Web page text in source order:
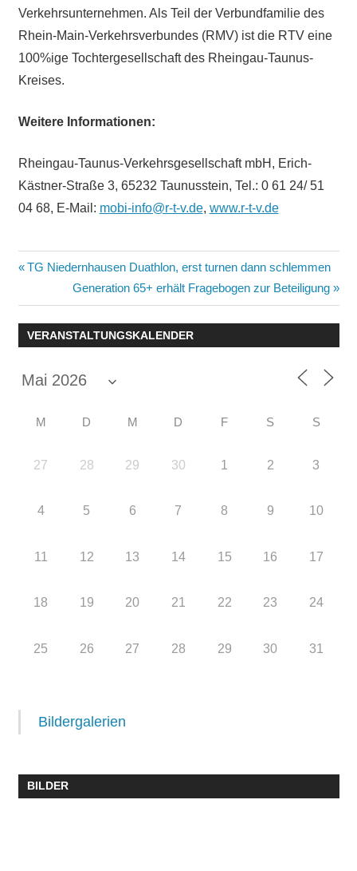
Verkehrsunternehmen. Als Teil der Verbundfamilie des
Rhein-Main-Verkehrsverbundes (RMV) ist die RTV eine
100%ige Tochtergesellschaft des Rheingau-Taunus-
Kreises.
Weitere Informationen:
Rheingau-Taunus-Verkehrsgesellschaft mbH, Erich-
Kästner-Straße 3, 65232 Taunusstein, Tel.: 0 61 24/ 51
04 68, E-Mail: mobi-info@r-t-v.de, www.r-t-v.de
Beitragsnavigation
Vorheriger
TG Niedernhausen Duathlon, erst turnen dann schlemmen
Nächster
Beitrag:
Generation 65+ erhält Fragebogen zur Beteiligung
VERANSTALTUNGSKALENDER
M D M D F S S
27 28 29 30 1 2 3
4 5 6 7 8 9 10
11 12 13 14 15 16 17
18 19 20 21 22 23 24
25 26 27 28 29 30 31
Bildergalerien
BILDER